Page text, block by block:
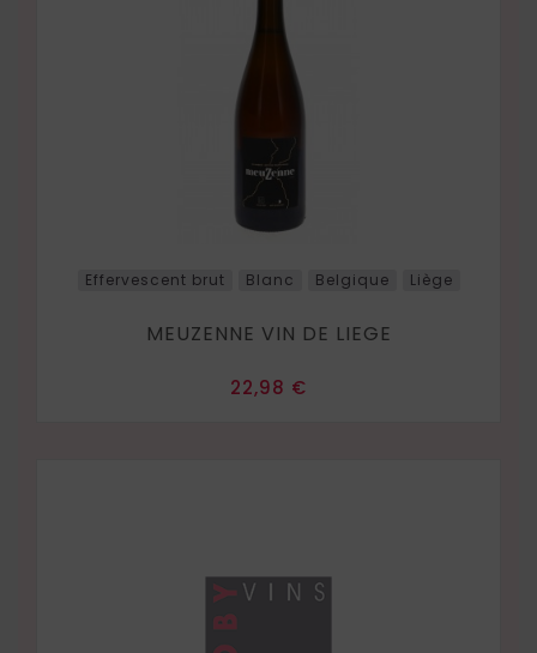
Effervescent brut Blanc Belgique Liège
MEUZENNE VIN DE LIEGE
Prix
22,98 €